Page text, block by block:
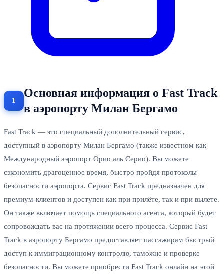
Основная информация о Fast Track
в аэропорту Милан Бергамо
Fast Track — это специальный дополнительный сервис,
доступный в аэропорту Милан Бергамо (также известном как
Международный аэропорт Орио аль Серио). Вы можете
сэкономить драгоценное время, быстро пройдя протоколы
безопасности аэропорта. Сервис Fast Track предназначен для
премиум-клиентов и доступен как при прилёте, так и при вылете.
Он также включает помощь специального агента, который будет
сопровождать вас на протяжении всего процесса. Сервис Fast
Track в аэропорту Бергамо предоставляет пассажирам быстрый
доступ к иммиграционному контролю, таможне и проверке
безопасности. Вы можете приобрести Fast Track онлайн на этой